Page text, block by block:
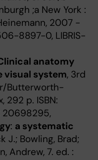
;a New York :
2007 -
8897-0, LIBRIS-
anatomy
visual system, 3rd
Butterworth-
292 p. ISBN:
20698295,
: a systematic
J.; Bowling, Brad;
Andrew, 7. ed. :